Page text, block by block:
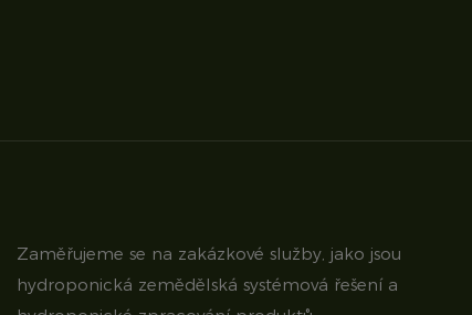
Zaměřujeme se na zakázkové služby, jako jsou
hydroponická zemědělská systémová řešení a